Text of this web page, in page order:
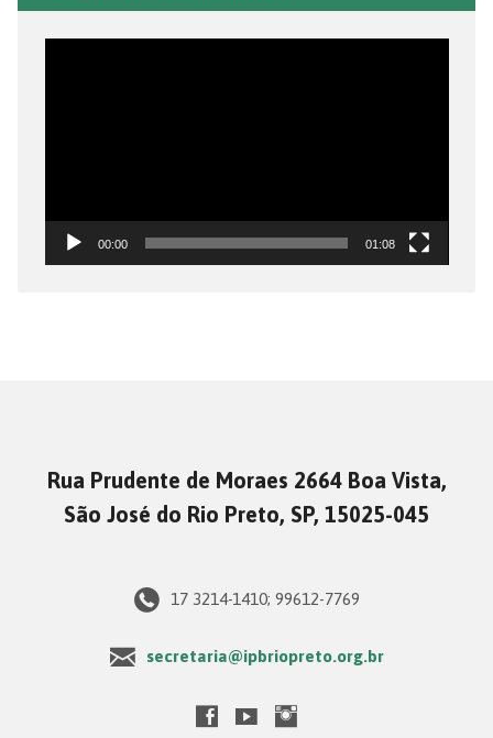
00:00 01:08
Rua Prudente de Moraes 2664 Boa Vista,
São José do Rio Preto, SP, 15025-045
17 3214-1410; 99612-7769
secretaria@ipbriopreto.org.br